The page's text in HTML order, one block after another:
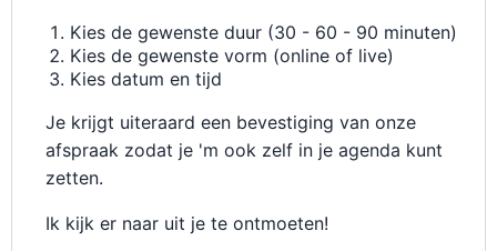
Kies de gewenste duur (30 - 60 - 90 minuten)
Kies de gewenste vorm (online of live)
Kies datum en tijd
Je krijgt uiteraard een bevestiging van onze
afspraak zodat je 'm ook zelf in je agenda kunt
zetten.
Ik kijk er naar uit je te ontmoeten!